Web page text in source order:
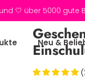
🤍 über 5000 gute
Neu &